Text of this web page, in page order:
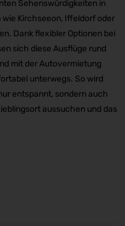
Sehenswürdigkeiten in
Kirchseeon, Iffeldorf oder
Dank flexibler Optionen bei
sich diese Ausflüge rund
mit der Autovermietung
unterwegs. So wird
entspannt, sondern auch
aussuchen und das